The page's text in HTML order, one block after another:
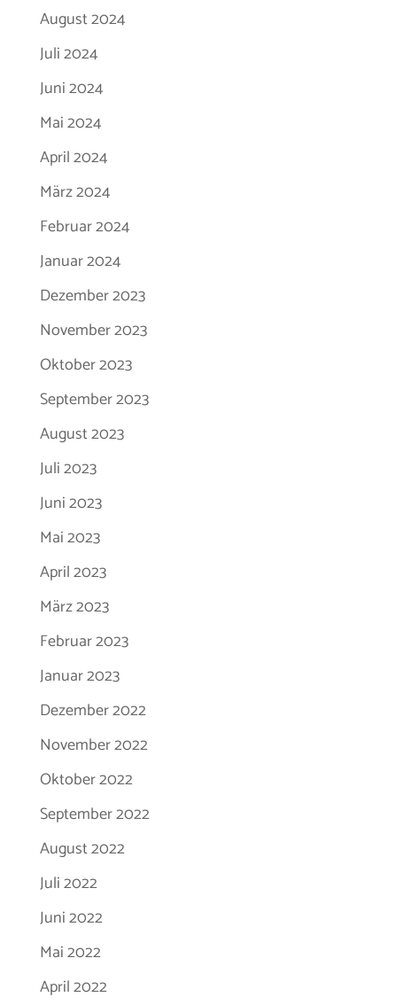
August 2024
Juli 2024
Juni 2024
Mai 2024
April 2024
März 2024
Februar 2024
Januar 2024
Dezember 2023
November 2023
Oktober 2023
September 2023
August 2023
Juli 2023
Juni 2023
Mai 2023
April 2023
März 2023
Februar 2023
Januar 2023
Dezember 2022
November 2022
Oktober 2022
September 2022
August 2022
Juli 2022
Juni 2022
Mai 2022
April 2022